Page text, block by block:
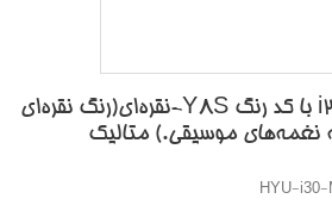
پک خشگير هیوندای i30 با کد رنگ Y8S-نقره‌اي(رنگ نقره‌اي
نغمه‌هاي موسيقي.) متاليک
HYU-